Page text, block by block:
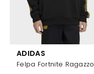
ADIDAS
Felpa Fortnite Ragazzo